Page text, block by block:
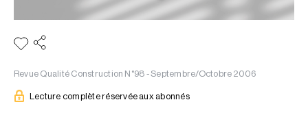
Revue Qualité Construction N°98 - Septembre/Octobre 2006
Lecture complète réservée aux abonnés